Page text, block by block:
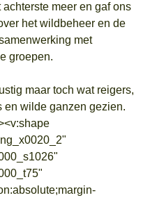
achterste meer en gaf ons
het wildbeheer en de
met
groepen.
maar toch wat reigers,
en wilde ganzen gezien.